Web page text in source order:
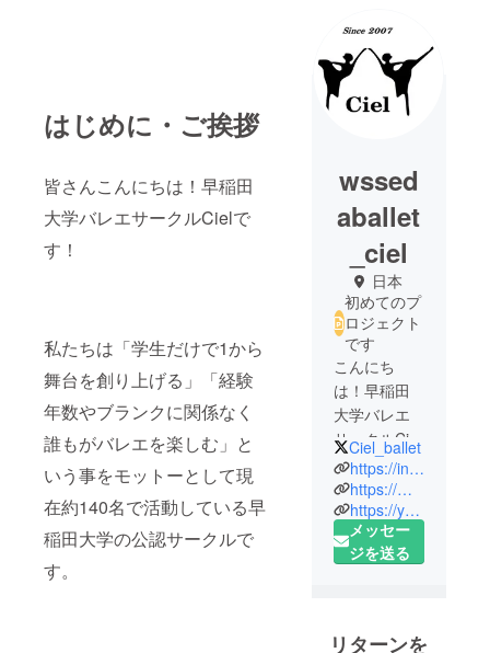
はじめに・ご挨拶
皆さんこんにちは！早稲田
大学バレエサークルCielで
す！
私たちは「学生だけで1から
舞台を創り上げる」「経験
年数やブランクに関係なく
誰もがバレエを楽しむ」と
いう事をモットーとして現
在約140名で活動している早
稲田大学の公認サークルで
す。
wssed
aballet
_ciel
日本
初めてのプ
ロジェクト
です
こんにち
は！早稲田
大学バレエ
サークルCiel
です🩰
私たちは
2007年に設
立された早
稲田大学の
「学生だけ
Ciel_ballet
https://instagram.com/ciel_ballet?utm_medium=copy_link
https://mobile.twitter.com/ciel_ballet?lang=ja
https://youtube.com/channel/UCUkD2TOoi4qlpWGDXgEoXIw
メッセー
ジを送る
リターンを